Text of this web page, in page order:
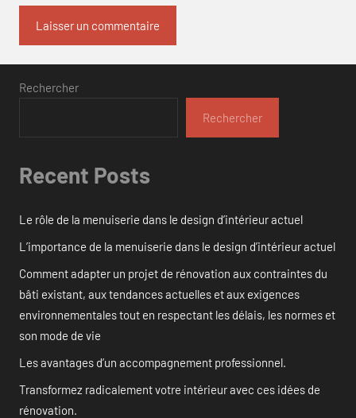
Rechercher
Rechercher
Recent Posts
Le rôle de la menuiserie dans le design d’intérieur actuel
L’importance de la menuiserie dans le design d’intérieur actuel
Comment adapter un projet de rénovation aux contraintes du
bâti existant, aux tendances actuelles et aux exigences
environnementales tout en respectant les délais, les normes et
son mode de vie
Les avantages d’un accompagnement professionnel.
Transformez radicalement votre intérieur avec ces idées de
rénovation.